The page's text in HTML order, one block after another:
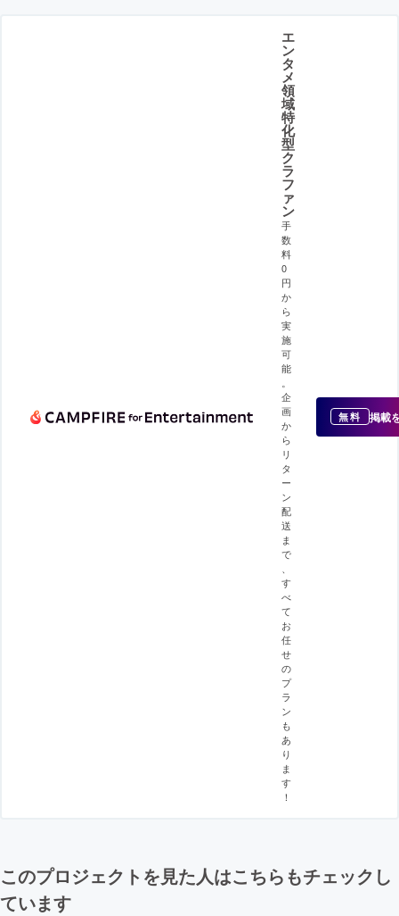
エ
ン
タ
メ
領
域
特
化
型
ク
ラ
フ
ァ
ン
手
数
料
0
円
か
ら
実
施
可
能
企
画
か
ら
リ
タ
ー
ン
配
送
ま
で
す
べ
て
お
任
せ
の
プ
ラ
ン
も
あ
り
ま
す
！
無料 掲載
このプロジェクトを見た人はこちらもチェックし
ています